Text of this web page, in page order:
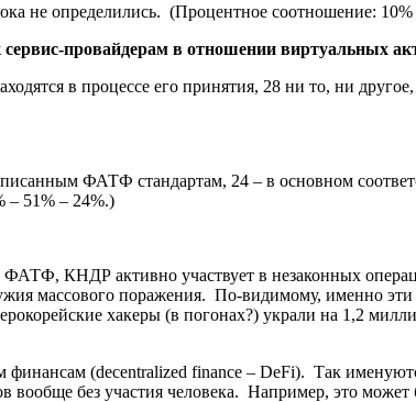
не определились. (Процентное соотношение:
провайдерам в отношении виртуальных
в процессе его принятия, 28 ни то, ни
ФАТФ стандартам, 24 – в основном
– 51% – 24%.)
КНДР активно участвует в незаконных
массового поражения. По-видимому, именно
хакеры (в погонах?) украли на 1,2
финансам (decentralized finance – DeFi). Так
без участия человека. Например, это